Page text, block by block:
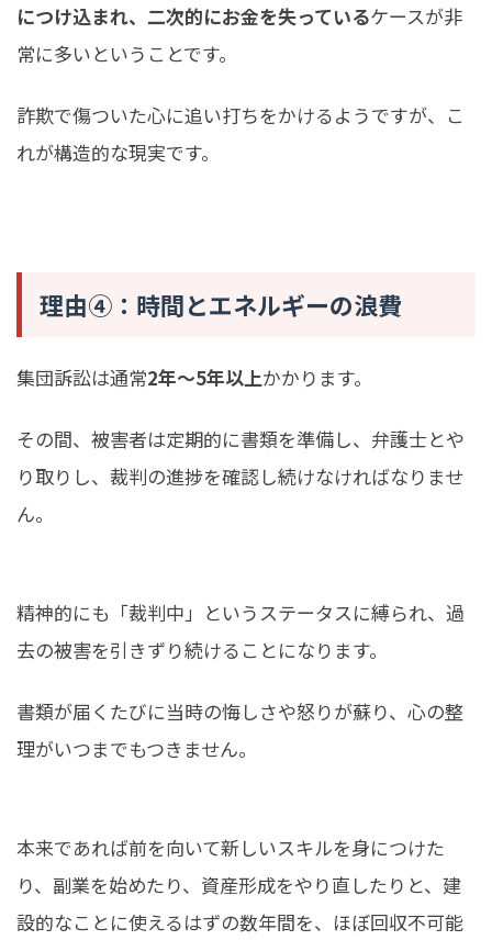
につけ込まれ、二次的にお金を失っているケースが非
常に多いということです。
詐欺で傷ついた心に追い打ちをかけるようですが、こ
れが構造的な現実です。
理由④：時間とエネルギーの浪費
集団訴訟は通常2年〜5年以上かかります。
その間、被害者は定期的に書類を準備し、弁護士とや
り取りし、裁判の進捗を確認し続けなければなりませ
ん。
精神的にも「裁判中」というステータスに縛られ、過
去の被害を引きずり続けることになります。
書類が届くたびに当時の悔しさや怒りが蘇り、心の整
理がいつまでもつきません。
本来であれば前を向いて新しいスキルを身につけた
り、副業を始めたり、資産形成をやり直したりと、建
設的なことに使えるはずの数年間を、ほぼ回収不可能